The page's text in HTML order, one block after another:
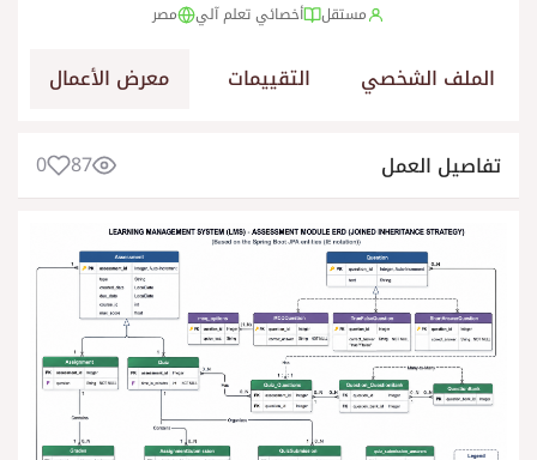
مستقل أخصائي تعلم آلي مصر
الملف الشخصي التقييمات معرض الأعمال
تفاصيل العمل 87
0